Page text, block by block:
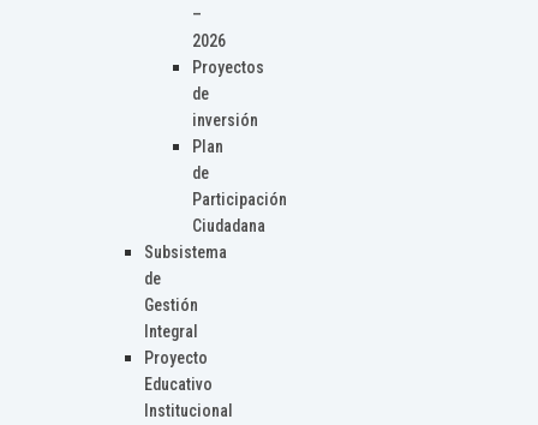
–
2026
Proyectos
de
inversión
Plan
de
Participación
Ciudadana
Subsistema
de
Gestión
Integral
Proyecto
Educativo
Institucional